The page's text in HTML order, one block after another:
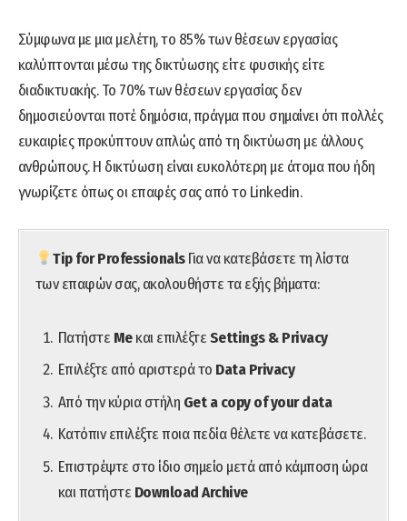
Σύμφωνα με μια μελέτη, το 85% των θέσεων εργασίας
καλύπτονται μέσω της δικτύωσης είτε φυσικής είτε
διαδικτυακής. Το 70% των θέσεων εργασίας δεν
δημοσιεύονται ποτέ δημόσια, πράγμα που σημαίνει ότι πολλές
ευκαιρίες προκύπτουν απλώς από τη δικτύωση με άλλους
ανθρώπους. Η δικτύωση είναι ευκολότερη με άτομα που ήδη
γνωρίζετε όπως οι επαφές σας από το Linkedin.
Tip for ProfessionalsΓια να κατεβάσετε τη λίστα
των επαφών σας, ακολουθήστε τα εξής βήματα:
Πατήστε Meκαι επιλέξτεSettings & Privacy
Επιλέξτε από αριστερά το Data Privacy
Από την κύρια στήλη Get a copy of your data
Κατόπιν επιλέξτε ποια πεδία θέλετε να κατεβάσετε.
Επιστρέψτε στο ίδιο σημείο μετά από κάμποση ώρα
και πατήστε Download Archive